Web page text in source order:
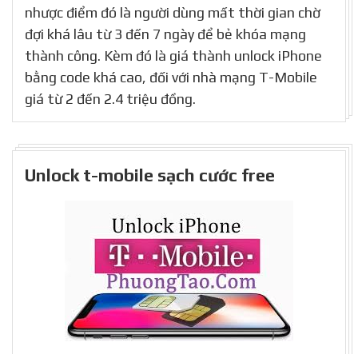
nhược điểm đó là người dùng mất thời gian chờ
đợi khá lâu từ 3 đến 7 ngày để bẻ khóa mạng
thành công. Kèm đó là giá thành unlock iPhone
bằng code khá cao, đối với nhà mạng T-Mobile
giá từ 2 đến 2.4 triệu đồng.
Unlock t-mobile sạch cước free